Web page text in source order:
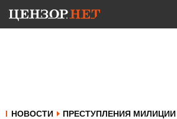
НОВОСТИ ПРЕСТУПЛЕНИЯ МИЛИЦИИ